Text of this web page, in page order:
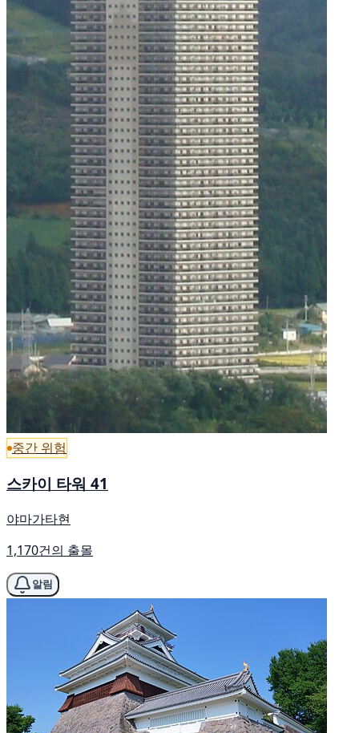
중간 위험
스카이 타워 41
야마가타현
1,170건의 출몰
알림